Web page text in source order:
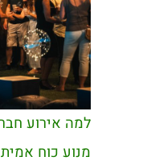
למה אירוע
מנוע כוח